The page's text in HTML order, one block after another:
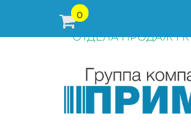
0
ПЕРЕД ОФОРМЛЕНИЕМ ЗАКАЗА,
ПОСТАВКИ ТОВАРА
ОТДЕЛА ПРОДАЖ ГК